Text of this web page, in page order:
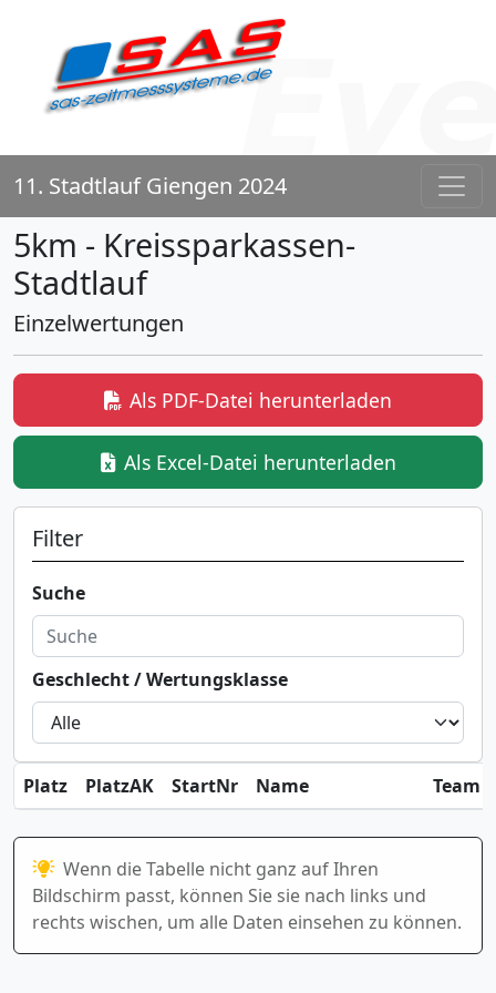
11. Stadtlauf Giengen 2024
5km - Kreissparkassen-
Stadtlauf
Einzelwertungen
Als PDF-Datei herunterladen
Als Excel-Datei herunterladen
Filter
Suche
Geschlecht / Wertungsklasse
Platz PlatzAK StartNr Name Team
Wenn die Tabelle nicht ganz auf Ihren
Bildschirm passt, können Sie sie nach links und
rechts wischen, um alle Daten einsehen zu können.